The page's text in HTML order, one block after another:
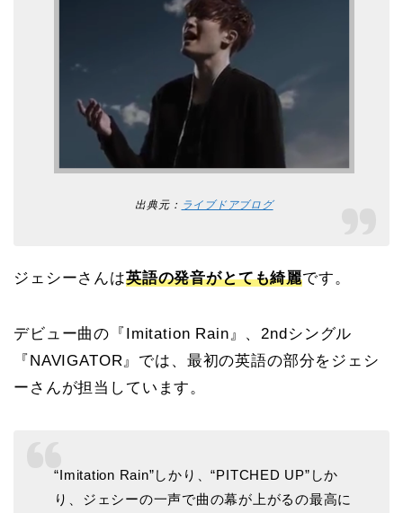
出典元： ライブドアブログ
ジェシーさんは英語の発音がとても綺麗です。
デビュー曲の『Imitation Rain』、2ndシングル
『NAVIGATOR』では、最初の英語の部分をジェシ
ーさんが担当しています。
“Imitation Rain”しかり、“PITCHED UP”しか
り、ジェシーの一声で曲の幕が上がるの最高に